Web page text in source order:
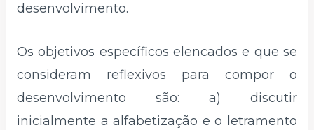
desenvolvimento.
Os objetivos específicos elencados e que se
consideram reflexivos para compor o
desenvolvimento são: a) discutir
inicialmente a alfabetização e o letramento